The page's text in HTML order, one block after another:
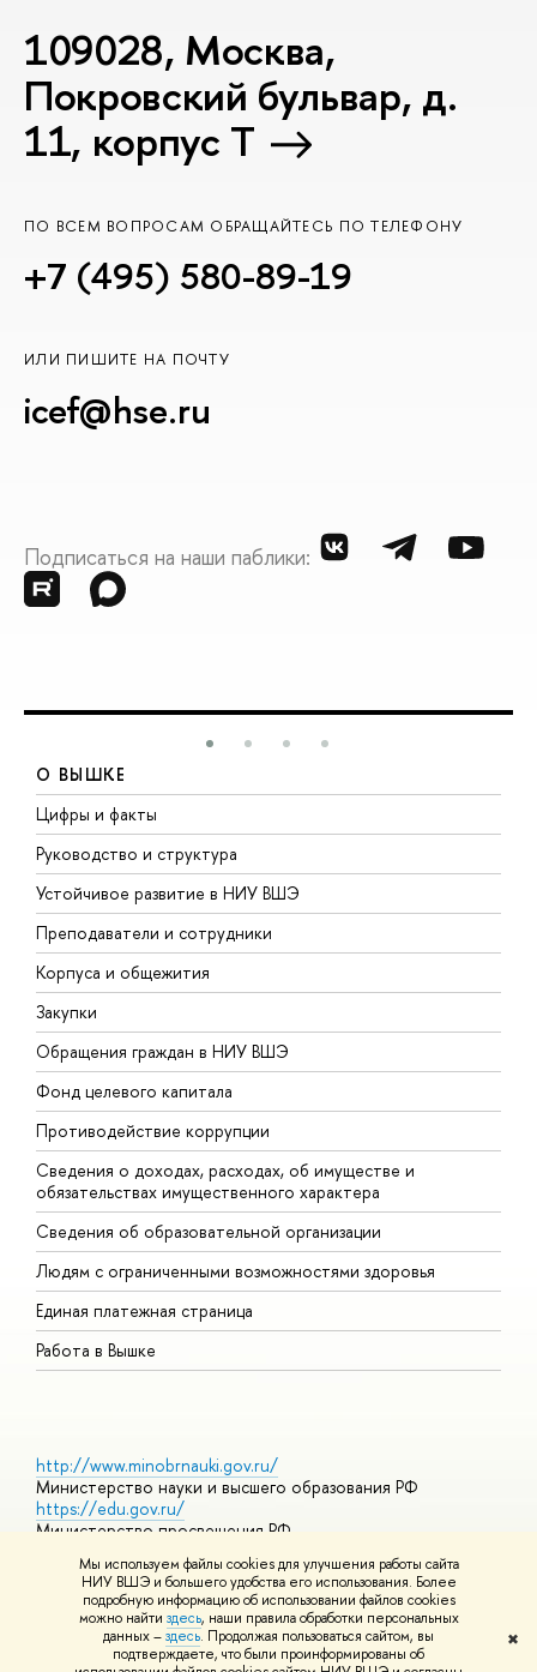
Мы используем файлы cookies для улучшения работы сайта
НИУ ВШЭ и большего удобства его использования. Более
подробную информацию об использовании файлов cookies
можно найти здесь, наши правила обработки персональных
данных –здесь. Продолжая пользоваться сайтом, вы
подтверждаете, что были проинформированы об
✖
109028, Москва,
Покровский бульвар, д.
11, корпус T
ПО ВСЕМ ВОПРОСАМ ОБРАЩАЙТЕСЬ ПО ТЕЛЕФОНУ
+7 (495) 580-89-19
ИЛИ ПИШИТЕ НА ПОЧТУ
icef@hse.ru
Подписаться на наши паблики:
О ВЫШКЕ
Цифры и факты
Руководство и структура
Устойчивое развитие в НИУ ВШЭ
Преподаватели и сотрудники
Корпуса и общежития
Закупки
Обращения граждан в НИУ ВШЭ
Фонд целевого капитала
Противодействие коррупции
Сведения о доходах, расходах, об имуществе и
обязательствах имущественного характера
Сведения об образовательной организации
Людям с ограниченными возможностями здоровья
Единая платежная страница
Работа в Вышке
http://www.minobrnauki.gov.ru/
Министерство науки и высшего образования РФ
https://edu.gov.ru/
Министерство просвещения РФ
Массовые открытые онлайн-курсы
© НИУ ВШЭ 1993–2026 Адреса и контактыУсловия
использования материалов Политика конфиденциальности